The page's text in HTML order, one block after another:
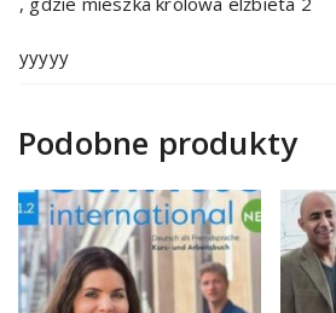
yyyyy
Podobne produkty